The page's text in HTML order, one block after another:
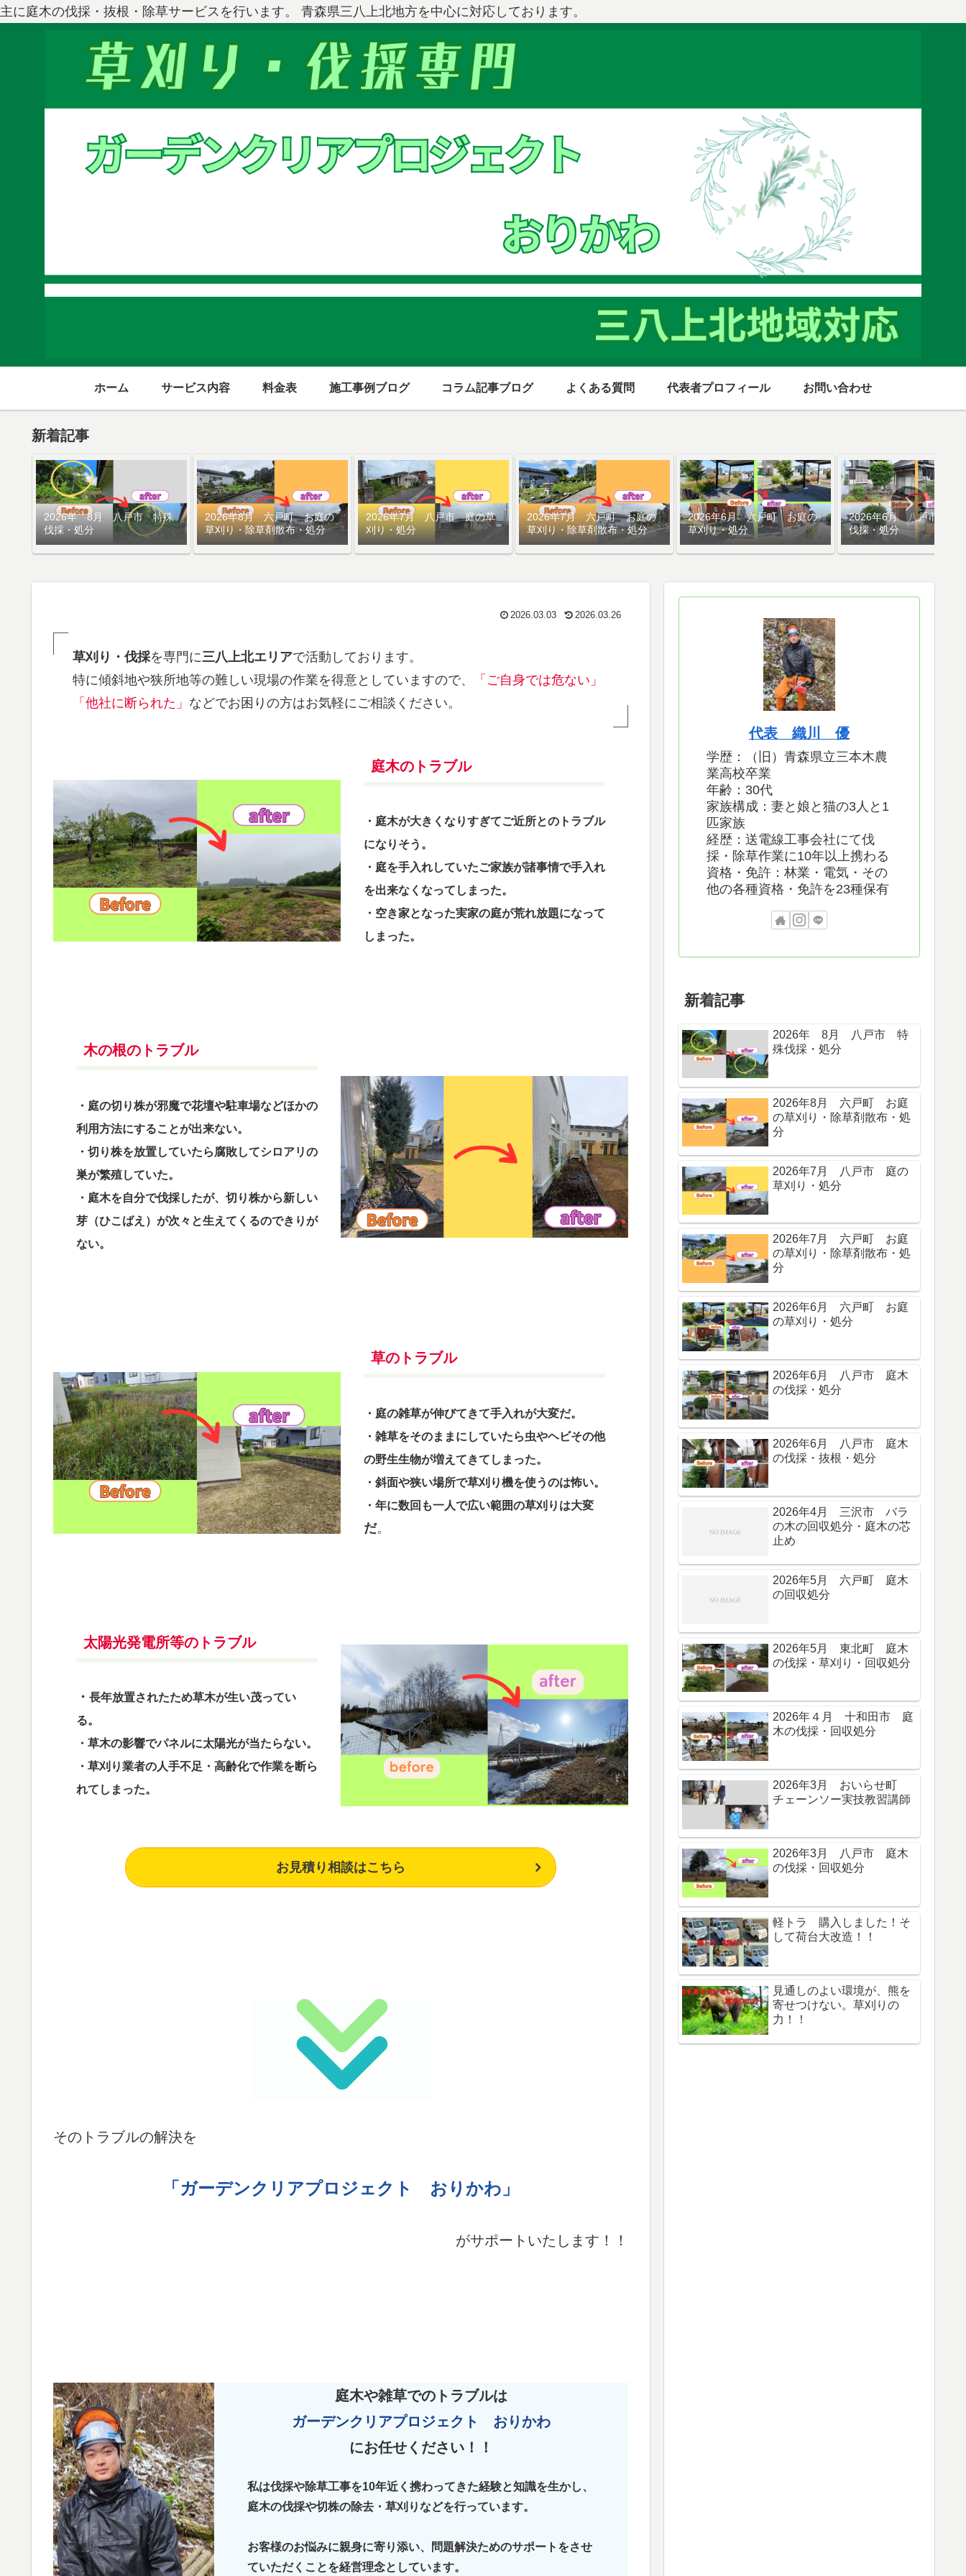
主に庭木の伐採・抜根・除草サービスを行います。 青森県三八上北地方を中心に対応しております。
ホーム サービス内容 料金表 施工事例ブログ コラム記事ブログ よくある質問 代表者プロフィール お問い合わせ
新着記事
2026年 8月 八戸市 特殊
伐採・処分
2026年8月 六戸町 お庭の
草刈り・除草剤散布・処分
2026年7月 八戸市 庭の草
刈り・処分
2026年7月 六戸町 お庭の
草刈り・除草剤散布・処分
2026年6月 六戸町 お庭の
草刈り・処分
2026年6月 八戸市 庭
伐採・処分
2026.03.03 2026.03.26
草刈り・伐採を専門に三八上北エリアで活動しております。
特に傾斜地や狭所地等の難しい現場の作業を得意としていますので、
「ご自身では危ない」
「他社に断られた」 などでお困りの方はお気軽にご相談ください。
庭木のトラブル
・庭木が大きくなりすぎてご近所とのトラブル
になりそう。
・庭を手入れしていたご家族が諸事情で手入れ
を出来なくなってしまった。
・空き家となった実家の庭が荒れ放題になって
しまった。
木の根のトラブル
・庭の切り株が邪魔で花壇や駐車場などほかの
利用方法にすることが出来ない。
・切り株を放置していたら腐敗してシロアリの
巣が繁殖していた。
・庭木を自分で伐採したが、切り株から新しい
芽（ひこばえ）が次々と生えてくるのできりが
ない。
草のトラブル
・庭の雑草が伸びてきて手入れが大変だ。
・雑草をそのままにしていたら虫やヘビその他
の野生生物が増えてきてしまった。
・斜面や狭い場所で草刈り機を使うのは怖い。
・ 年に数回も一人で広い範囲の草刈りは大変
だ。
太陽光発電所等のトラブル
・ 長年放置されたため草木が生い茂ってい
る。
・草木の影響でパネルに太陽光が当たらない。
・草刈り業者の人手不足・高齢化で作業を断ら
れてしまった。
お見積り相談はこちら
そのトラブルの解決を
「ガーデンクリアプロジェクト おりかわ」
がサポートいたします！！
庭木や雑草でのトラブルは
ガーデンクリアプロジェクト おりかわ
にお任せください！！
私は伐採や除草工事を10年近く携わってきた経験と知識を生かし、
庭木の伐採や切株の除去・草刈りなどを行っています。
お客様のお悩みに親身に寄り添い、問題解決ためのサポートをさせ
ていただくことを経営理念としています。
代表 織川 優
学歴：（旧）青森県立三本木農
業高校卒業
年齢：30代
家族構成：妻と娘と猫の3人と1
匹家族
経歴：送電線工事会社にて伐
採・除草作業に10年以上携わる
資格・免許：林業・電気・その
他の各種資格・免許を23種保有
新着記事
2026年 8月 八戸市 特
殊伐採・処分
2026年8月 六戸町 お庭
の草刈り・除草剤散布・処
分
2026年7月 八戸市 庭の
草刈り・処分
2026年7月 六戸町 お庭
の草刈り・除草剤散布・処
分
2026年6月 六戸町 お庭
の草刈り・処分
2026年6月 八戸市 庭木
の伐採・処分
2026年6月 八戸市 庭木
の伐採・抜根・処分
2026年4月 三沢市 バラ
の木の回収処分・庭木の芯
止め
2026年5月 六戸町 庭木
の回収処分
2026年5月 東北町 庭木
の伐採・草刈り・回収処分
2026年４月 十和田市 庭
木の伐採・回収処分
2026年3月 おいらせ町
チェーンソー実技教習講師
2026年3月 八戸市 庭木
の伐採・回収処分
軽トラ 購入しました！そ
して荷台大改造！！
見通しのよい環境が、熊を
寄せつけない。草刈りの
力！！